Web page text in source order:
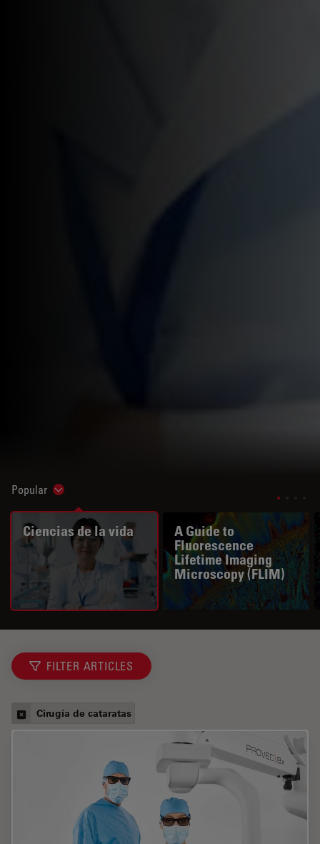
Popular Show subnavigation
Ciencias de la vida
A Guide to
Fluorescence
Lifetime Imaging
Microscopy (FLIM)
FILTER ARTICLES
Cirugía de cataratas